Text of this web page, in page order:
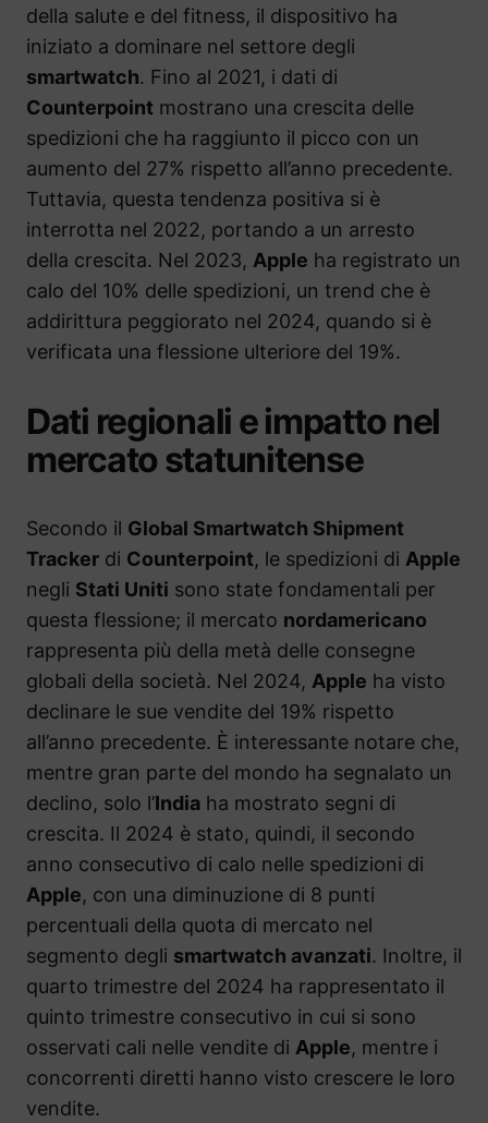
della salute e del fitness, il dispositivo ha
iniziato a dominare nel settore degli
smartwatch. Fino al 2021, i dati di
Counterpoint mostrano una crescita delle
spedizioni che ha raggiunto il picco con un
aumento del 27% rispetto all’anno precedente.
Tuttavia, questa tendenza positiva si è
interrotta nel 2022, portando a un arresto
della crescita. Nel 2023, Apple ha registrato un
calo del 10% delle spedizioni, un trend che è
addirittura peggiorato nel 2024, quando si è
verificata una flessione ulteriore del 19%.
Dati regionali e impatto nel
mercato statunitense
Secondo il Global Smartwatch Shipment
Tracker di Counterpoint, le spedizioni di Apple
negli Stati Uniti sono state fondamentali per
questa flessione; il mercato nordamericano
rappresenta più della metà delle consegne
globali della società. Nel 2024, Apple ha visto
declinare le sue vendite del 19% rispetto
all’anno precedente. È interessante notare che,
mentre gran parte del mondo ha segnalato un
declino, solo l’India ha mostrato segni di
crescita. Il 2024 è stato, quindi, il secondo
anno consecutivo di calo nelle spedizioni di
Apple, con una diminuzione di 8 punti
percentuali della quota di mercato nel
segmento degli smartwatch avanzati. Inoltre, il
quarto trimestre del 2024 ha rappresentato il
quinto trimestre consecutivo in cui si sono
osservati cali nelle vendite di Apple, mentre i
concorrenti diretti hanno visto crescere le loro
vendite.